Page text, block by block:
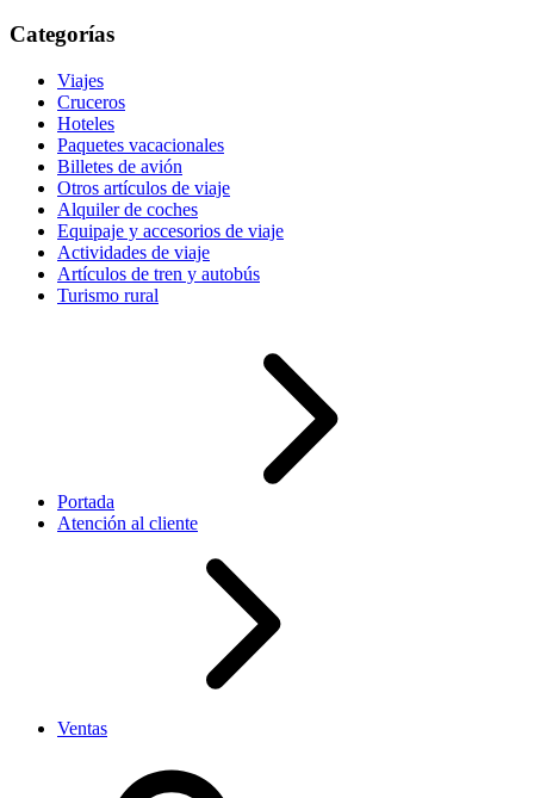
Categorías
Viajes
Cruceros
Hoteles
Paquetes vacacionales
Billetes de avión
Otros artículos de viaje
Alquiler de coches
Equipaje y accesorios de viaje
Actividades de viaje
Artículos de tren y autobús
Turismo rural
Portada
Atención al cliente
Ventas